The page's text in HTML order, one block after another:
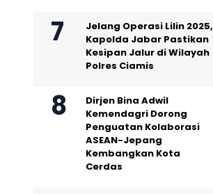
Jelang Operasi Lilin 2025,
Kapolda Jabar Pastikan
Kesipan Jalur di Wilayah
Polres Ciamis
Dirjen Bina Adwil
Kemendagri Dorong
Penguatan Kolaborasi
ASEAN-Jepang
Kembangkan Kota
Cerdas